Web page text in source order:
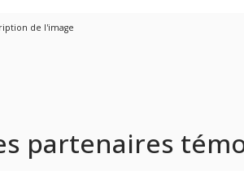
de l'image
partenaires